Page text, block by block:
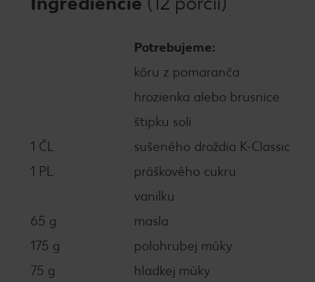
Potrebujeme:
kôru z pomaranča
hrozienka alebo brusnice
štipku soli
1 ČL
sušeného droždia K-Classic
1 PL
práškového cukru
vanilku
65 g
masla
175 g
polohrubej múky
75 g
hladkej múky